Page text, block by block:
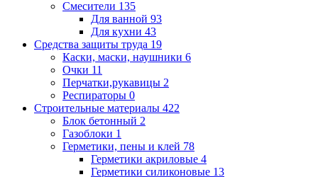
Смесители 135
Для ванной 93
Для кухни 43
Средства защиты труда 19
Каски, маски, наушники 6
Очки 11
Перчатки,рукавицы 2
Респираторы 0
Строительные материалы 422
Блок бетонный 2
Газоблоки 1
Герметики, пены и клей 78
Герметики акриловые 4
Герметики силиконовые 13